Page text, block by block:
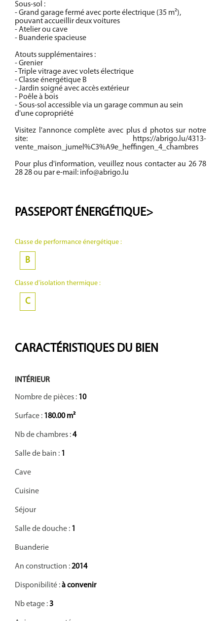
Sous-sol :
- Grand garage fermé avec porte électrique (35 m²),
pouvant accueillir deux voitures
- Atelier ou cave
- Buanderie spacieuse
Atouts supplémentaires :
- Grenier
- Triple vitrage avec volets électrique
- Classe énergétique B
- Jardin soigné avec accès extérieur
- Poêle à bois
- Sous-sol accessible via un garage commun au sein
d'une copropriété
Visitez l'annonce complète avec plus d photos sur notre
site: https://abrigo.lu/4313-
vente_maison_jumel%C3%A9e_heffingen_4_chambres
Pour plus d'information, veuillez nous contacter au 26 78
28 28 ou par e-mail: info@abrigo.lu
PASSEPORT ÉNERGÉTIQUE>
Classe de performance énergétique :
B
Classe d'isolation thermique :
C
CARACTÉRISTIQUES DU BIEN
INTÉRIEUR
Nombre de pièces : 10
Surface : 180.00 m²
Nb de chambres :4
Salle de bain : 1
Cave
Cuisine
Séjour
Salle de douche : 1
Buanderie
An construction :2014
Disponibilité :à convenir
Nb etage :3